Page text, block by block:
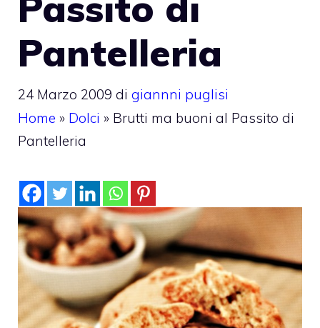
Pantelleria
24 Marzo 2009 di giannni puglisi
Home » Dolci » Brutti ma buoni al Passito di
Pantelleria